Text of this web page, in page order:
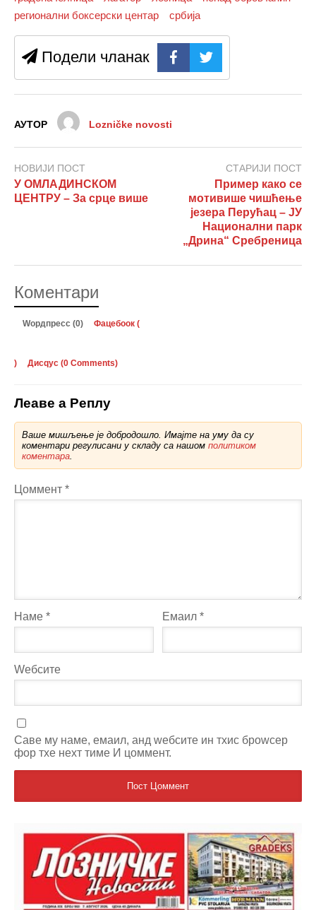
регионални боксерски центар
србија
Подели чланак
АУТОР Lozničke novosti
НОВИЈИ ПОСТ
У ОМЛАДИНСКОМ
ЦЕНТРУ – За срце више
СТАРИЈИ ПОСТ
Пример како се
мотивише чишћење
језера Перућац – ЈУ
Национални парк
„Дрина“ Сребреница
Коментари
Wордпресс (0) Фацебоок (
) Дисqус (0 Comments)
Леаве а Реплy
Ваше мишљење је добродошло. Имајте на уму да су
коментари регулисани у складу са нашом политиком
коментара
Цоммент *
Наме * Емаил*
Wебсите
Саве мy наме, емаил, анд wебсите ин тхис броwсер
фор тхе неxт тиме И цоммент.